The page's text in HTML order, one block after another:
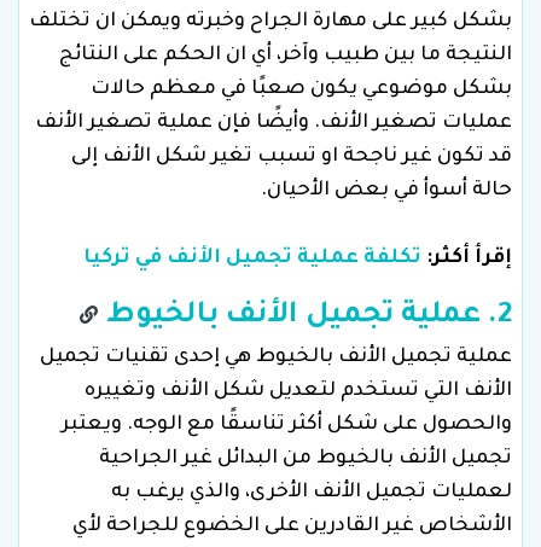
بشكل كبير على مهارة الجراح وخبرته ويمكن ان تختلف
النتيجة ما بين طبيب وآخر، أي ان الحكم على النتائج
بشكل موضوعي يكون صعبًا في معظم حالات
عمليات تصغير الأنف. وأيضًا فإن عملية تصغير الأنف
قد تكون غير ناجحة او تسبب تغير شكل الأنف إلى
حالة أسوأ في بعض الأحيان.
إقرأ أكثر: تكلفة عملية تجميل الأنف في تركيا
2. عملية تجميل الأنف بالخيوط
عملية تجميل الأنف بالخيوط هي إحدى تقنيات تجميل
الأنف التي تستخدم لتعديل شكل الأنف وتغييره
والحصول على شكل أكثر تناسقًا مع الوجه. ويعتبر
تجميل الأنف بالخيوط من البدائل غير الجراحية
لعمليات تجميل الأنف الأخرى، والذي يرغب به
الأشخاص غير القادرين على الخضوع للجراحة لأي